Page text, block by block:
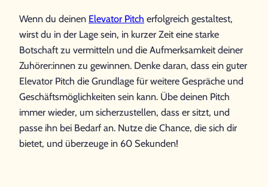
Wenn du deinen Elevator Pitch erfolgreich gestaltest,
wirst du in der Lage sein, in kurzer Zeit eine starke
Botschaft zu vermitteln und die Aufmerksamkeit deiner
Zuhörer:innen zu gewinnen. Denke daran, dass ein guter
Elevator Pitch die Grundlage für weitere Gespräche und
Geschäftsmöglichkeiten sein kann. Übe deinen Pitch
immer wieder, um sicherzustellen, dass er sitzt, und
passe ihn bei Bedarf an. Nutze die Chance, die sich dir
bietet, und überzeuge in 60 Sekunden!